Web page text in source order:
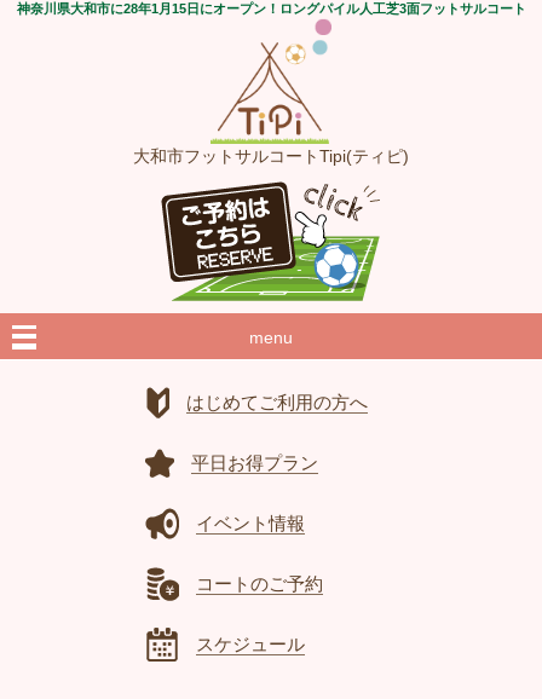
神奈川県大和市に28年1月15日にオープン！ロングパイル人工芝3面フットサルコート
大和市フットサルコートTipi(ティピ)
menu
はじめてご利用の方へ
平日お得プラン
イベント情報
コートのご予約
スケジュール